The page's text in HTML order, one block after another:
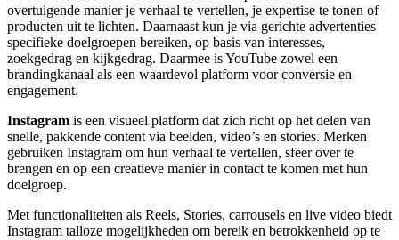
overtuigende manier je verhaal te vertellen, je expertise te tonen of
producten uit te lichten. Daarnaast kun je via gerichte advertenties
specifieke doelgroepen bereiken, op basis van interesses,
zoekgedrag en kijkgedrag. Daarmee is YouTube zowel een
brandingkanaal als een waardevol platform voor conversie en
engagement.
Instagram is een visueel platform dat zich richt op het delen van
snelle, pakkende content via beelden, video’s en stories. Merken
gebruiken Instagram om hun verhaal te vertellen, sfeer over te
brengen en op een creatieve manier in contact te komen met hun
doelgroep.
Met functionaliteiten als Reels, Stories, carrousels en live video biedt
Instagram talloze mogelijkheden om bereik en betrokkenheid op te